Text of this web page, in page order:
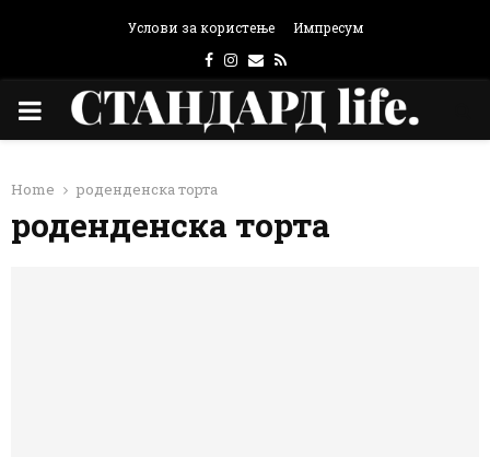
Услови за користење Импресум
Facebook
Instagram
Email
Rss
PRIMARY
Home роденденска торта
роденденска торта